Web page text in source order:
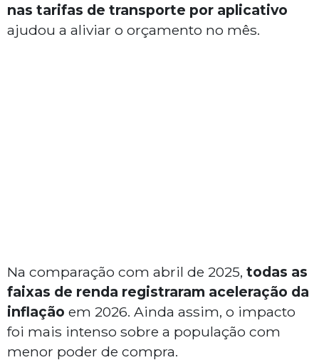
nas tarifas de transporte por aplicativo
ajudou a aliviar o orçamento no mês.
Na comparação com abril de 2025, todas as
faixas de renda registraram aceleração da
inflação em 2026. Ainda assim, o impacto
foi mais intenso sobre a população com
menor poder de compra.